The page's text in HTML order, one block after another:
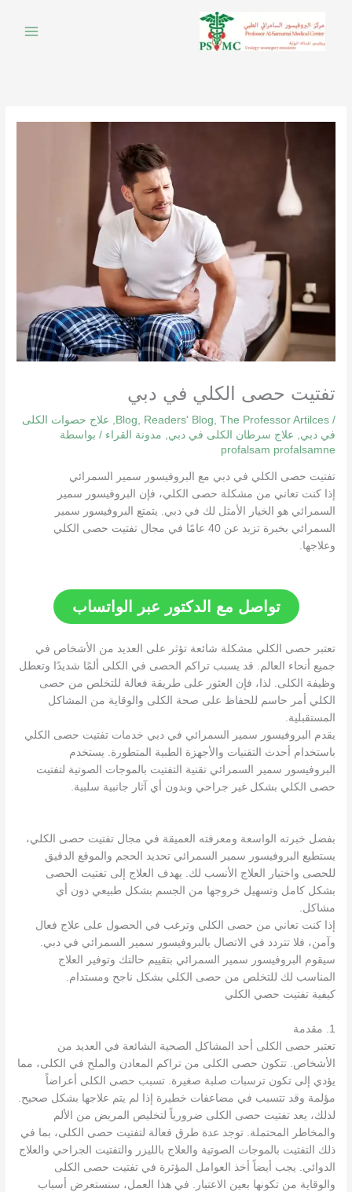
المحتوى
تفتيت حصى الكلي في دبي
/
Blog, Readers' Blog, The Professor Artilces
, علاج حصوات الكلى
في دبي, علاج سرطان الكلى في دبي, مدونة القراء / بواسطة
profalsam profalsamne
تفتيت حصى الكلي في دبي مع البروفيسور سمير السمرائي
إذا كنت تعاني من مشكلة حصى الكلي، فإن البروفيسور سمير
السمرائي هو الخيار الأمثل لك في دبي. يتمتع البروفيسور سمير
السمرائي بخبرة تزيد عن 40 عامًا في مجال تفتيت حصى الكلي
وعلاجها.
تواصل مع الدكتور عبر الواتساب
تعتبر حصى الكلي مشكلة شائعة تؤثر على العديد من الأشخاص في
جميع أنحاء العالم. قد يسبب تراكم الحصى في الكلى ألمًا شديدًا وتعطل
وظيفة الكلى. لذا، فإن العثور على طريقة فعالة للتخلص من حصى
الكلي أمر حاسم للحفاظ على صحة الكلى والوقاية من المشاكل
المستقبلية.
يقدم البروفيسور سمير السمرائي في دبي خدمات تفتيت حصى الكلي
باستخدام أحدث التقنيات والأجهزة الطبية المتطورة. يستخدم
البروفيسور سمير السمرائي تقنية التفتيت بالموجات الصوتية لتفتيت
حصى الكلي بشكل غير جراحي وبدون أي آثار جانبية سلبية.
بفضل خبرته الواسعة ومعرفته العميقة في مجال تفتيت حصى الكلي،
يستطيع البروفيسور سمير السمرائي تحديد الحجم والموقع الدقيق
للحصى واختيار العلاج الأنسب لك. يهدف العلاج إلى تفتيت الحصى
بشكل كامل وتسهيل خروجها من الجسم بشكل طبيعي دون أي
مشاكل.
إذا كنت تعاني من حصى الكلي وترغب في الحصول على علاج فعال
وآمن، فلا تتردد في الاتصال بالبروفيسور سمير السمرائي في دبي.
سيقوم البروفيسور سمير السمرائي بتقييم حالتك وتوفير العلاج
المناسب لك للتخلص من حصى الكلي بشكل ناجح ومستدام.
كيفية تفتيت حصي الكلي
1. مقدمة
تعتبر حصى الكلى أحد المشاكل الصحية الشائعة في العديد من
الأشخاص. تتكون حصى الكلى من تراكم المعادن والملح في الكلى، مما
يؤدي إلى تكون ترسبات صلبة صغيرة. تسبب حصى الكلى أعراضاً
مؤلمة وقد تتسبب في مضاعفات خطيرة إذا لم يتم علاجها بشكل صحيح.
لذلك، يعد تفتيت حصى الكلى ضرورياً لتخليص المريض من الألم
والمخاطر المحتملة. توجد عدة طرق فعالة لتفتيت حصى الكلى، بما في
ذلك التفتيت بالموجات الصوتية والعلاج بالليزر والتفتيت الجراحي والعلاج
الدوائي. يجب أيضاً أخذ العوامل المؤثرة في تفتيت حصى الكلى
والوقاية من تكونها بعين الاعتبار. في هذا العمل، سنستعرض أسباب